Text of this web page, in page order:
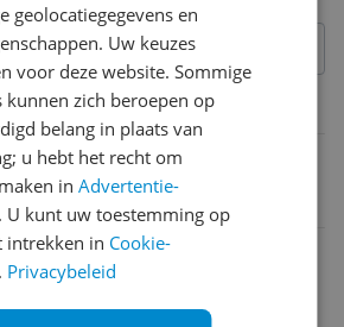
kenmerken
geolocatiegegevens en
Uw keuzes
voor deze website. Sommige
kunnen zich beroepen op
belang in plaats van
u hebt het recht om
inAdvertentie-
. U kunt uw toestemming op
intrekken in Cookie-
. Privacybeleid